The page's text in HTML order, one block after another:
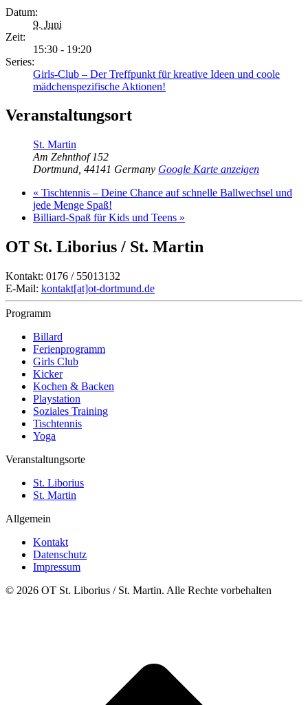
Datum:
9. Juni
Zeit:
15:30 - 19:20
Series:
Girls-Club – Der Treffpunkt für kreative Ideen und coole
mädchenspezifische Aktionen!
Veranstaltungsort
St. Martin
Am Zehnthof 152
Dortmund 44141 Germany Google Karte anzeigen
« Tischtennis – Deine Chance auf schnelle Ballwechsel und
jede Menge Spaß!
Billiard-Spaß für Kids und Teens »
OT St. Liborius / St. Martin
Kontakt: 0176 / 55013132
E-Mail: kontakt[at]ot-dortmund.de
Programm
Billard
Ferienprogramm
Girls Club
Kicker
Kochen & Backen
Playstation
Soziales Training
Tischtennis
Yoga
Veranstaltungsorte
St. Liborius
St. Martin
Allgemein
Kontakt
Datenschutz
Impressum
© 2026 OT St. Liborius / St. Martin. Alle Rechte vorbehalten